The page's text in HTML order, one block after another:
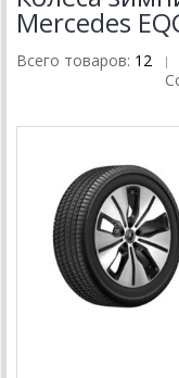
Mercedes
Всего товаров: 12 |